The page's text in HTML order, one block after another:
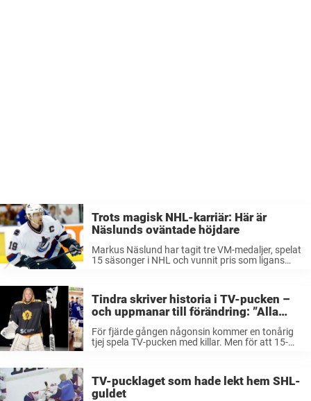
Trots magisk NHL-karriär: Här är
Näslunds oväntade höjdare
Markus Näslund har tagit tre VM-medaljer, spelat
15 säsonger i NHL och vunnit pris som ligans
Tindra skriver historia i TV-pucken –
och uppmanar till förändring: ”Alla
borde få spela hockey”
För fjärde gången någonsin kommer en tonårig
tjej spela TV-pucken med killar. Men för att 15-
TV-pucklaget som hade lekt hem SHL-
guldet